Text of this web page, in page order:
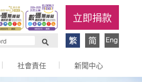
立即捐款
社會責任 新聞中心